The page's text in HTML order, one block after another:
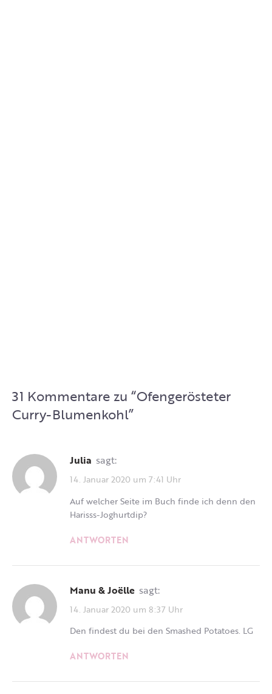
31 Kommentare zu “Ofengerösteter
Curry-Blumenkohl”
Julia sagt:
14. Januar 2020 um 7:41 Uhr
Auf welcher Seite im Buch finde ich denn den
Harisss-Joghurtdip?
ANTWORTEN
Manu & Joëlle sagt:
14. Januar 2020 um 8:37 Uhr
Den findest du bei den Smashed Potatoes. LG
ANTWORTEN